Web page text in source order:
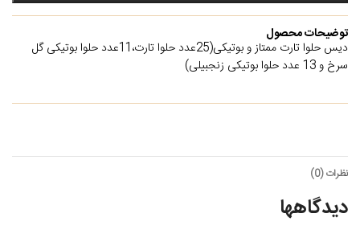
توضیحات محصول
دیس حلوا تارت ممتاز و بوتیکی(25عدد حلوا تارت،11عدد حلوا بوتیکی گل
سرخ و 13 عدد حلوا بوتیکی زنجبیلی)
نظرات (0)
دیدگاهها